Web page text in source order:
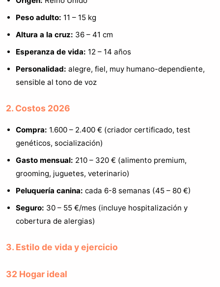
Peso adulto: 11 – 15 kg
Altura a la cruz: 36 – 41 cm
Esperanza de vida: 12 – 14 años
Personalidad: alegre, fiel, muy humano-dependiente,
sensible al tono de voz
2. Costos 2026
Compra: 1.600 – 2.400 € (criador certificado, test
genéticos, socialización)
Gasto mensual: 210 – 320 € (alimento premium,
grooming, juguetes, veterinario)
Peluquería canina: cada 6-8 semanas (45 – 80 €)
Seguro: 30 – 55 €/mes (incluye hospitalización y
cobertura de alergias)
3. Estilo de vida y ejercicio
32 Hogar ideal